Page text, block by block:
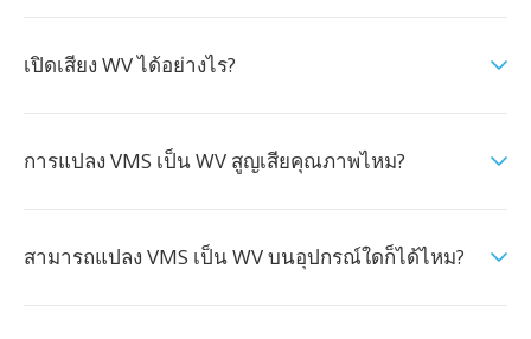
เปิดเสียง WV ได้อย่างไร?
การแปลง VMS เป็น WV สูญเสียคุณภาพไหม?
สามารถแปลง VMS เป็น WV บนอุปกรณ์ใดก็ได้ไหม?